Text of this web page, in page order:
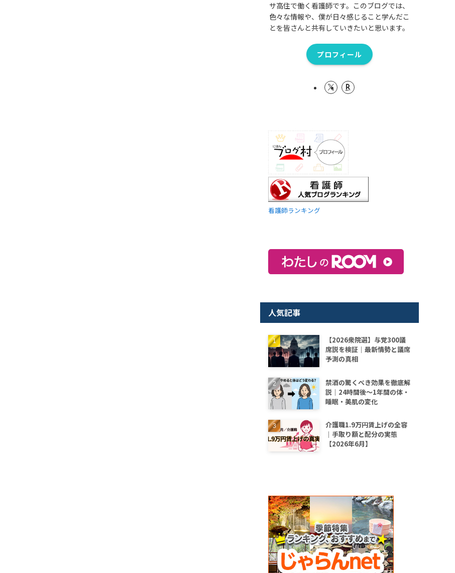
サ高住で働く看護師です。このブログでは、
色々な情報や、僕が日々感じること学んだこ
とを皆さんと共有していきたいと思います。
プロフィール
看護師ランキング
人気記事
【2026衆院選】与党300議
席説を検証｜最新情勢と議席
予測の真相
禁酒の驚くべき効果を徹底解
説｜24時間後〜1年間の体・
睡眠・美肌の変化
介護職1.9万円賃上げの全容
｜手取り額と配分の実態
【2026年6月】